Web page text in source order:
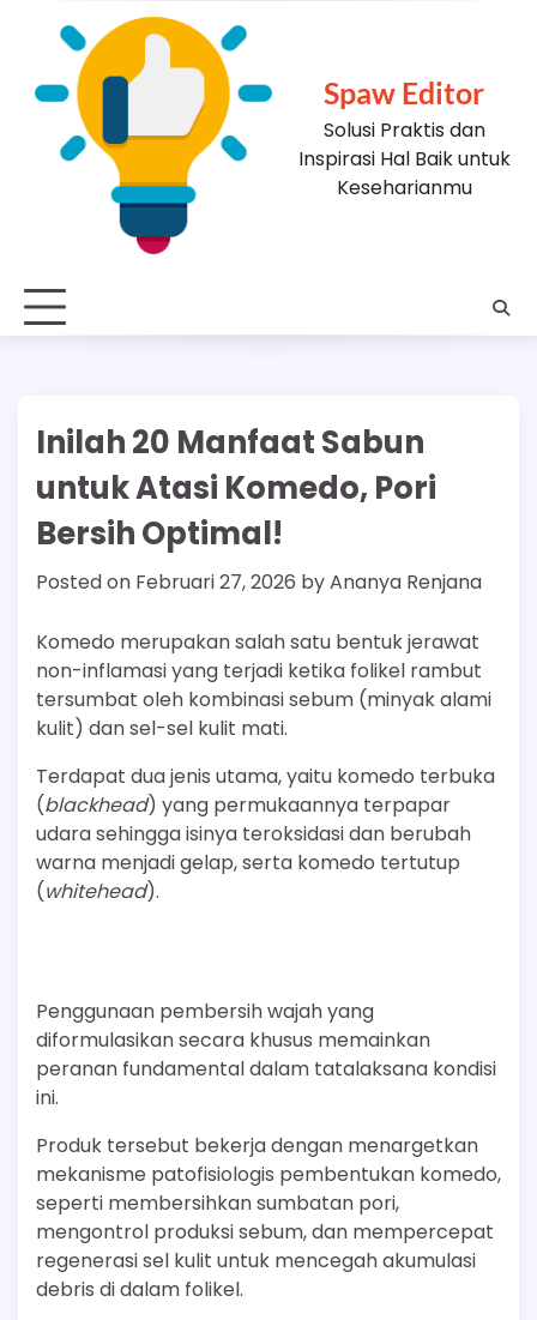
Spaw Editor
Solusi Praktis dan
Inspirasi Hal Baik untuk
Keseharianmu
Inilah 20 Manfaat Sabun
untuk Atasi Komedo, Pori
Bersih Optimal!
Posted on Februari 27, 2026 byAnanya Renjana
Komedo merupakan salah satu bentuk jerawat
non-inflamasi yang terjadi ketika folikel rambut
tersumbat oleh kombinasi sebum (minyak alami
kulit) dan sel-sel kulit mati.
Terdapat dua jenis utama, yaitu komedo terbuka
(blackhead) yang permukaannya terpapar
udara sehingga isinya teroksidasi dan berubah
warna menjadi gelap, serta komedo tertutup
(whitehead).
Penggunaan pembersih wajah yang
diformulasikan secara khusus memainkan
peranan fundamental dalam tatalaksana kondisi
ini.
Produk tersebut bekerja dengan menargetkan
mekanisme patofisiologis pembentukan komedo,
seperti membersihkan sumbatan pori,
mengontrol produksi sebum, dan mempercepat
regenerasi sel kulit untuk mencegah akumulasi
debris di dalam folikel.